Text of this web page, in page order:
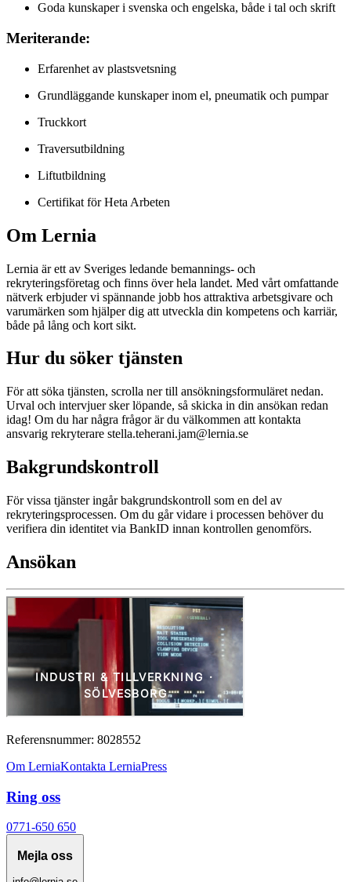
Goda kunskaper i svenska och engelska, både i tal och skrift
Meriterande:
Erfarenhet av plastsvetsning
Grundläggande kunskaper inom el, pneumatik och pumpar
Truckkort
Traversutbildning
Liftutbildning
Certifikat för Heta Arbeten
Om Lernia
Lernia är ett av Sveriges ledande bemannings- och
rekryteringsföretag och finns över hela landet. Med vårt omfattande
nätverk erbjuder vi spännande jobb hos attraktiva arbetsgivare och
varumärken som hjälper dig att utveckla din kompetens och karriär,
både på lång och kort sikt.
Hur du söker tjänsten
För att söka tjänsten, scrolla ner till ansökningsformuläret nedan.
Urval och intervjuer sker löpande, så skicka in din ansökan redan
idag! Om du har några frågor är du välkommen att kontakta
ansvarig rekryterare stella.teherani.jam@lernia.se
Bakgrundskontroll
För vissa tjänster ingår bakgrundskontroll som en del av
rekryteringsprocessen. Om du går vidare i processen behöver du
verifiera din identitet via BankID innan kontrollen genomförs.
Ansökan
Referensnummer: 8028552
Om LerniaKontakta LerniaPress
Ring oss
0771-650 650
Mejla oss